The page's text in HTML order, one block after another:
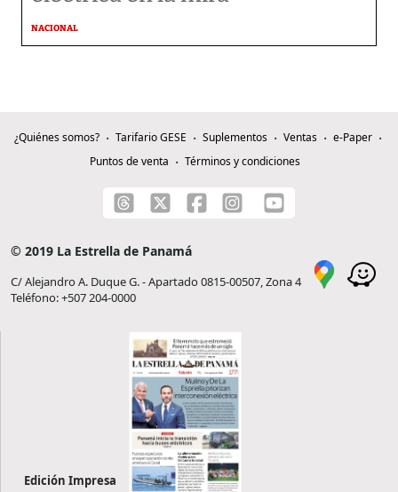
NACIONAL
¿Quiénes somos? Tarifario GESE Suplementos Ventas
e-Paper
Puntos de venta
Términos y condiciones
© 2019 La Estrella de Panamá
C/ Alejandro A. Duque G. - Apartado 0815-00507, Zona 4
Teléfono: +507 204-0000
Edición Impresa